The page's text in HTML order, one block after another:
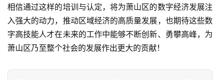
相信通过这样的培训与认定，将为萧山区的数字经济发展注
入强大的动力，推动区域经济的高质量发展，也期待这些数
字高技能人才在未来的工作中能够不断创新、勇攀高峰，为
萧山区乃至整个社会的发展作出更大的贡献！